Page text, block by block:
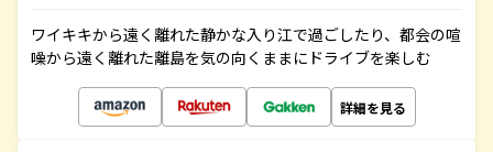
ワイキキから遠く離れた静かな入り江で過ごしたり、都会の喧
噪から遠く離れた離島を気の向くままにドライブを楽しむ
詳細を見る